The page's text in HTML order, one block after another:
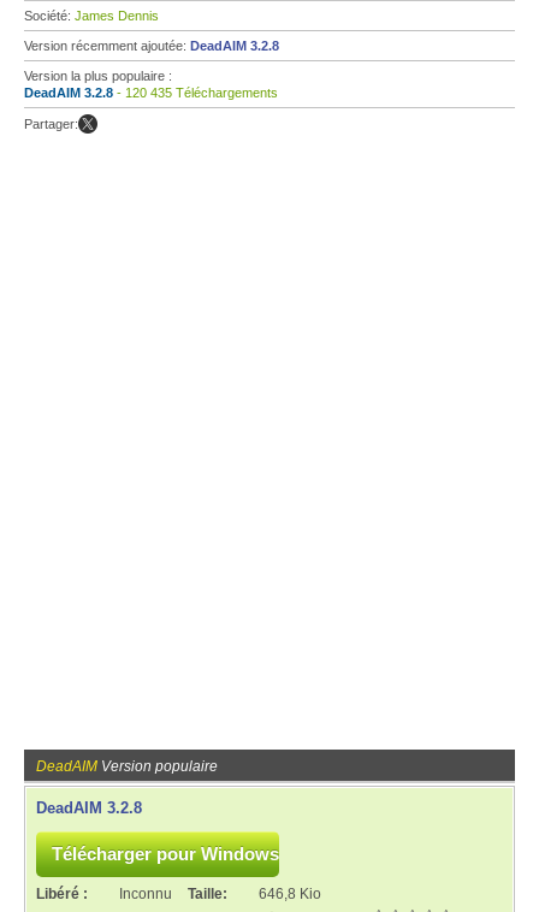
Société: James Dennis
Version récemment ajoutée: DeadAIM 3.2.8
Version la plus populaire :
DeadAIM 3.2.8 - 120 435 Téléchargements
Partager:
DeadAIM Version populaire
DeadAIM 3.2.8
Libéré : Inconnu Taille:
646,8 Kio